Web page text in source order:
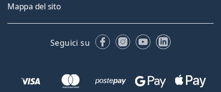
Mappa del sito
Seguici su FacebookInstagram
YouTubeLinkedIn